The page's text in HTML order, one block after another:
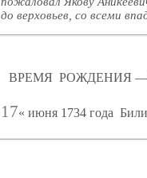
до верховьев, со всеми
ВРЕМЯ РОЖДЕНИЯ —
17 июня 1734 года